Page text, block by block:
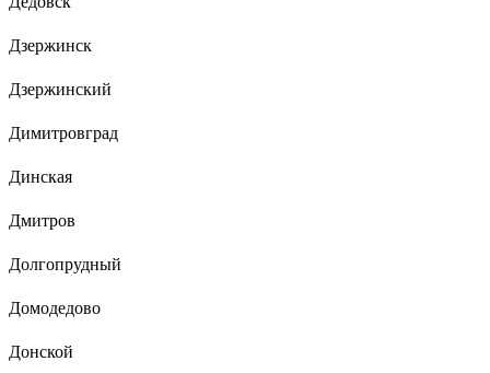
Дзержинск
Дзержинский
Димитровград
Динская
Дмитров
Долгопрудный
Домодедово
Донской